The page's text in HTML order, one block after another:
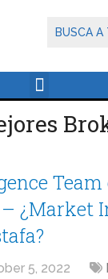
Team
¿Market
5, 2022